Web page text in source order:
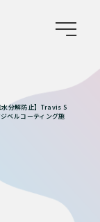
水分解防止】Travis S
ルコーティング施